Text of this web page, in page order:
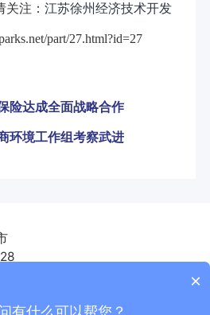
注： 江苏徐州经济技术开发
part/27.html?id=27
险达成全面战略合作
环境工作组考察武进
×
有什么可以帮您？